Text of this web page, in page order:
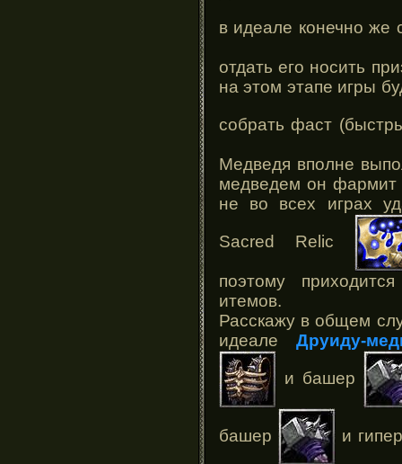
в идеале конечно же
отдать его носить
на этом этапе игры
собрать фаст
Медведя вполне
медведем он фармит
не во всех играх
Sacred Relic
поэтому
итемов.
Расскажу в общем
идеале Друиду-
и башер
башер и